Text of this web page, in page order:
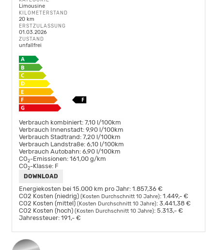
Limousine
KILOMETERSTAND
20 km
ERSTZULASSUNG
01.03.2026
ZUSTAND
unfallfrei
Verbrauch kombiniert: 7,10 l/100km
Verbrauch Innenstadt: 9,90 l/100km
Verbrauch Stadtrand: 7,20 l/100km
Verbrauch Landstraße: 6,10 l/100km
Verbrauch Autobahn: 6,90 l/100km
CO2-Emissionen: 161,00 g/km
CO2-Klasse: F
DOWNLOAD
Energiekosten bei 15.000 km pro Jahr: 1.857,36 €
CO2 Kosten (niedrig) (Kosten Durchschnitt 10 Jahre): 1.449,- €
CO2 Kosten (mittel) (Kosten Durchschnitt 10 Jahre): 3.441,38 €
CO2 Kosten (hoch) (Kosten Durchschnitt 10 Jahre): 5.313,- €
Jahressteuer: 191,- €